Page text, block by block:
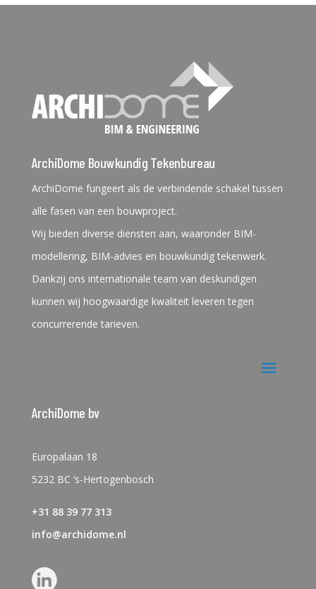
ArchiDome Bouwkundig Tekenbureau
ArchiDome fungeert als de verbindende schakel tussen
alle fasen van een bouwproject.
Wij bieden diverse diensten aan, waaronder BIM-
modellering, BIM-advies en bouwkundig tekenwerk.
Dankzij ons internationale team van deskundigen
kunnen wij hoogwaardige kwaliteit leveren tegen
concurrerende tarieven.
ArchiDome bv
Europalaan 18
5232 BC ‘s-Hertogenbosch
+31 88 39 77 313
info@archidome.nl